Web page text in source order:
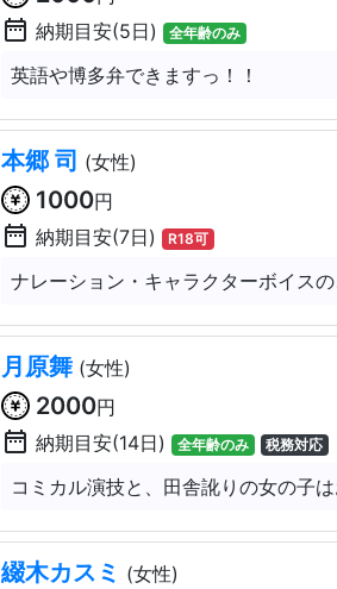
date_range 納期目安(5日) 全年齢のみ
英語や博多弁できますっ！！
本郷 司 (女性)
1000円
date_range 納期目安(7日) R18可
ナレーション・キャラクターボイス
月原舞 (女性)
2000円
date_range 納期目安(14日) 全年齢のみ 税務対応
コミカル演技と、田舎訛りの女の子
綴木カスミ (女性)